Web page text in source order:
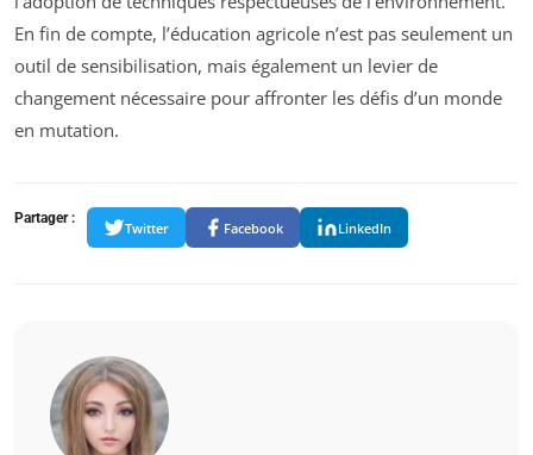
En fin de compte, l’éducation agricole n’est pas seulement un
outil de sensibilisation, mais également un levier de
changement nécessaire pour affronter les défis d’un monde
en mutation.
Partager :
Twitter Facebook LinkedIn